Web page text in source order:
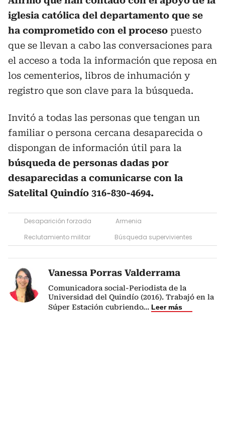
iglesia católica del departamento que se
ha comprometido con el proceso puesto
que se llevan a cabo las conversaciones para
el acceso a toda la información que reposa en
los cementerios, libros de inhumación y
registro que son clave para la búsqueda.
Invitó a todas las personas que tengan un
familiar o persona cercana desaparecida o
dispongan de información útil para la
búsqueda de personas dadas por
desaparecidas a comunicarse con la
Satelital Quindío 316-830-4694.
Desaparición forzada
Armenia
Reclutamiento militar
Búsqueda supervivientes
Vanessa Porras Valderrama
Comunicadora social-Periodista de la
Universidad del Quindío (2016). Trabajó en la
Súper Estación cubriendo... Leer más